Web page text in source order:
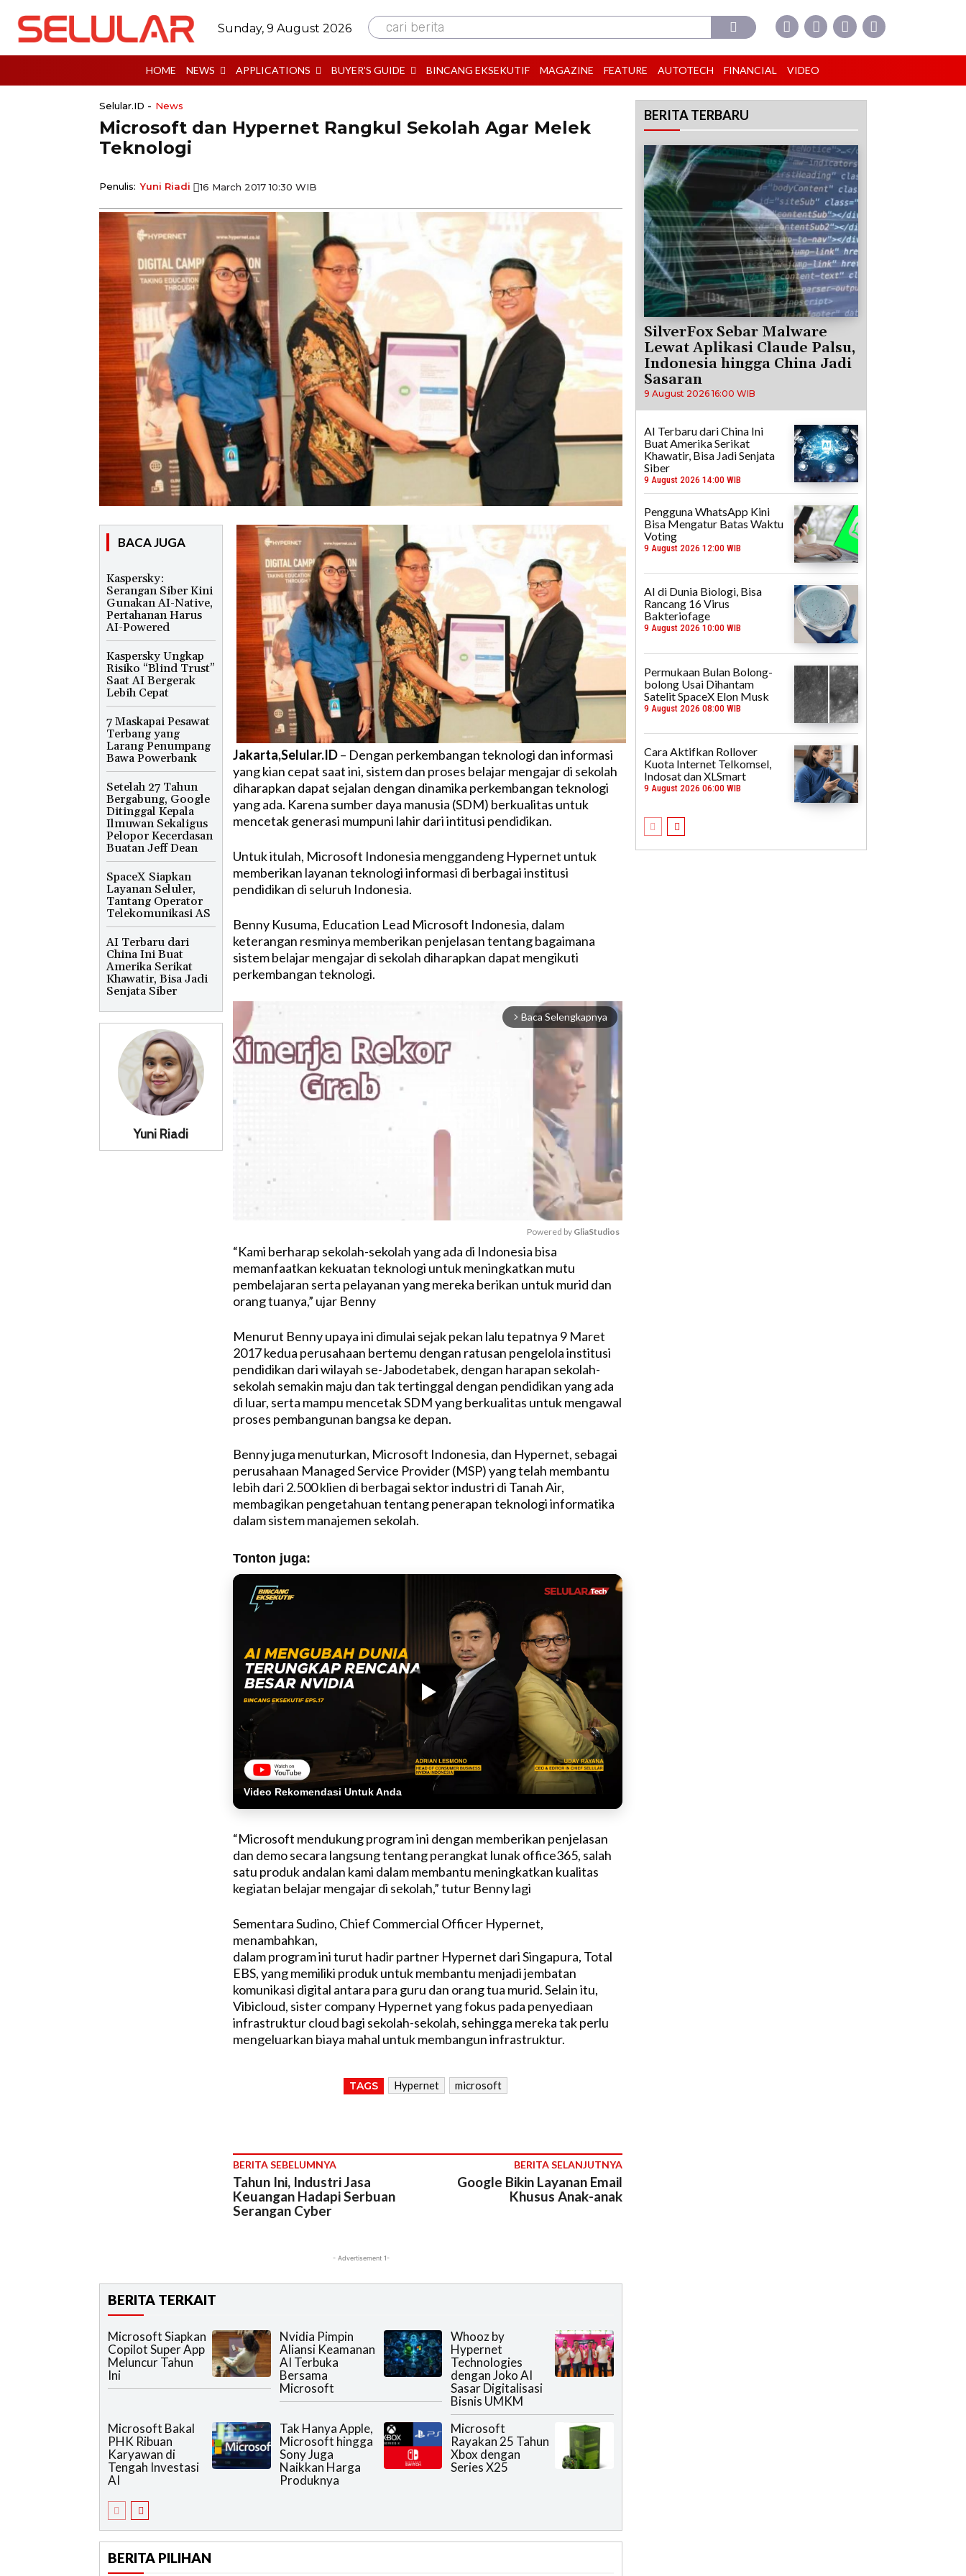
Sunday, 9 August 2026 cari berita
HOME NEWS APPLICATIONS BUYER’S GUIDE BINCANG EKSEKUTIF MAGAZINE FEATURE AUTOTECH FINANCIAL VIDEO
Selular.ID - News
Microsoft dan Hypernet Rangkul Sekolah Agar Melek
Teknologi
Penulis: Yuni Riadi 16 March 2017 10:30 WIB
BACA JUGA
Kaspersky:
Serangan Siber Kini
Gunakan AI-Native,
Pertahanan Harus
AI-Powered
Kaspersky Ungkap
Risiko “Blind Trust”
Saat AI Bergerak
Lebih Cepat
7 Maskapai Pesawat
Terbang yang
Larang Penumpang
Bawa Powerbank
Setelah 27 Tahun
Bergabung, Google
Ditinggal Kepala
Ilmuwan Sekaligus
Pelopor Kecerdasan
Buatan Jeff Dean
SpaceX Siapkan
Layanan Seluler,
Tantang Operator
Telekomunikasi AS
AI Terbaru dari
China Ini Buat
Amerika Serikat
Khawatir, Bisa Jadi
Senjata Siber
Yuni Riadi
Jakarta,Selular.ID– Dengan perkembangan teknologi dan informasi
yang kian cepat saat ini, sistem dan proses belajar mengajar di sekolah
diharapkan dapat sejalan dengan dinamika perkembangan teknologi
yang ada. Karena sumber daya manusia (SDM) berkualitas untuk
mencetak generasi mumpuni lahir dari intitusi pendidikan.
Untuk itulah, Microsoft Indonesia menggandeng Hypernet untuk
memberikan layanan teknologi informasi di berbagai institusi
pendidikan di seluruh Indonesia.
Benny Kusuma, Education Lead Microsoft Indonesia, dalam
keterangan resminya memberikan penjelasan tentang bagaimana
sistem belajar mengajar di sekolah diharapkan dapat mengikuti
perkembangan teknologi.
arrow_forward_ios Baca Selengkapnya
M
u
e
Powered by GliaStudios
“Kami berharap sekolah-sekolah yang ada di Indonesia bisa
memanfaatkan kekuatan teknologi untuk meningkatkan mutu
pembelajaran serta pelayanan yang mereka berikan untuk murid dan
orang tuanya,” ujar Benny
Menurut Benny upaya ini dimulai sejak pekan lalu tepatnya 9 Maret
2017 kedua perusahaan bertemu dengan ratusan pengelola institusi
pendidikan dari wilayah se-Jabodetabek, dengan harapan sekolah-
sekolah semakin maju dan tak tertinggal dengan pendidikan yang ada
di luar, serta mampu mencetak SDM yang berkualitas untuk mengawal
proses pembangunan bangsa ke depan.
Benny juga menuturkan, Microsoft Indonesia, dan Hypernet, sebagai
perusahaan Managed Service Provider (MSP) yang telah membantu
lebih dari 2.500 klien di berbagai sektor industri di Tanah Air,
membagikan pengetahuan tentang penerapan teknologi informatika
dalam sistem manajemen sekolah.
Tonton juga:
Video Rekomendasi Untuk Anda
“Microsoft mendukung program ini dengan memberikan penjelasan
dan demo secara langsung tentang perangkat lunak office365, salah
satu produk andalan kami dalam membantu meningkatkan kualitas
kegiatan belajar mengajar di sekolah,” tutur Benny lagi
Sementara Sudino, Chief Commercial Officer Hypernet,
menambahkan,
dalam program ini turut hadir partner Hypernet dari Singapura, Total
EBS, yang memiliki produk untuk membantu menjadi jembatan
komunikasi digital antara para guru dan orang tua murid. Selain itu,
Vibicloud, sister company Hypernet yang fokus pada penyediaan
infrastruktur cloud bagi sekolah-sekolah, sehingga mereka tak perlu
mengeluarkan biaya mahal untuk membangun infrastruktur.
TAGS Hypernet microsoft
BERITA SEBELUMNYA
Tahun Ini, Industri Jasa
Keuangan Hadapi Serbuan
Serangan Cyber
BERITA SELANJUTNYA
Google Bikin Layanan Email
Khusus Anak-anak
- Advertisement 1-
BERITA TERKAIT
Microsoft Siapkan
Copilot Super App
Meluncur Tahun
Ini
Nvidia Pimpin
Aliansi Keamanan
AI Terbuka
Bersama
Microsoft
Whooz by
Hypernet
Technologies
dengan Joko AI
Sasar Digitalisasi
Bisnis UMKM
Microsoft Bakal
PHK Ribuan
Karyawan di
Tengah Investasi
AI
Tak Hanya Apple,
Microsoft hingga
Sony Juga
Naikkan Harga
Produknya
Microsoft
Rayakan 25 Tahun
Xbox dengan
Series X25
BERITA PILIHAN
BERITA TERBARU
SilverFox Sebar Malware
Lewat Aplikasi Claude Palsu,
Indonesia hingga China Jadi
Sasaran
9 August 2026 16:00 WIB
AI Terbaru dari China Ini
Buat Amerika Serikat
Khawatir, Bisa Jadi Senjata
Siber
9 August 2026 14:00 WIB
Pengguna WhatsApp Kini
Bisa Mengatur Batas Waktu
Voting
9 August 2026 12:00 WIB
AI di Dunia Biologi, Bisa
Rancang 16 Virus
Bakteriofage
9 August 2026 10:00 WIB
Permukaan Bulan Bolong-
bolong Usai Dihantam
Satelit SpaceX Elon Musk
9 August 2026 08:00 WIB
Cara Aktifkan Rollover
Kuota Internet Telkomsel,
Indosat dan XLSmart
9 August 2026 06:00 WIB